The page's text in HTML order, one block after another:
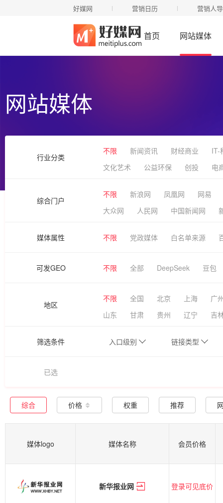
好媒网 营销日历 营销人
首页 网站媒体
网站媒体
行业分类
不限 新闻资讯 财经商业
IT-
文化艺术
公益环保 创投 电
综合门户
不限 新浪网 凤凰网
网易
大众网
人民网 中国新闻网
媒体属性 不限 党政媒体 白名单来源
可发GEO 不限 全部 DeepSeek 豆包
地区
不限 全国 北京 上海
广
山东
甘肃 贵州 辽宁 吉
筛选条件 入口级别 链接类型
已选
综合 价格 权重 推荐
媒体logo 媒体名称 会员价格
新华报业网 登录可见底价